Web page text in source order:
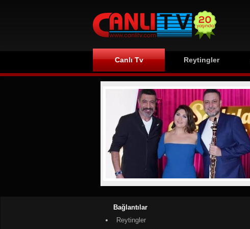
Canlı Tv Reytingler
Bağlantılar
Reytingler